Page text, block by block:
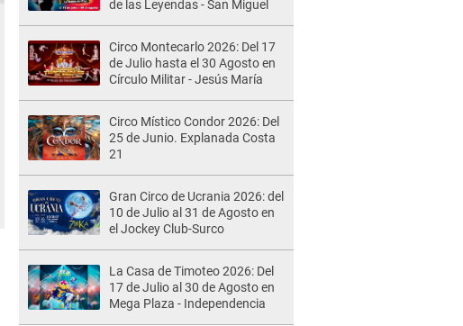
de las Leyendas - San Miguel
Circo Montecarlo 2026: Del 17
de Julio hasta el 30 Agosto en
Círculo Militar - Jesús María
Circo Místico Condor 2026: Del
25 de Junio. Explanada Costa
21
Gran Circo de Ucrania 2026: del
10 de Julio al 31 de Agosto en
el Jockey Club-Surco
La Casa de Timoteo 2026: Del
17 de Julio al 30 de Agosto en
Mega Plaza - Independencia